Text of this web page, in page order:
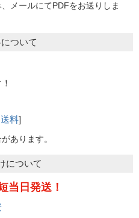
メールにてPDFをお送りしま
ついて
料]
あります。
について
当日発送！